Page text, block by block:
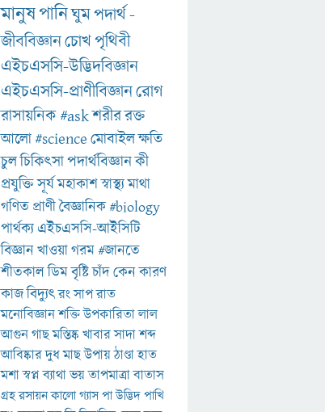
মানুষপানিঘুমপদার্থ-
জীববিজ্ঞানচোখপৃথিবী
এইচএসসি-উদ্ভিদবিজ্ঞান
এইচএসসি-প্রাণীবিজ্ঞানরোগ
রাসায়নিক#askশরীররক্ত
আলো#scienceমোবাইলক্ষতি
চুলচিকিৎসাপদার্থবিজ্ঞানকী
প্রযুক্তিসূর্যমহাকাশস্বাস্থ্যমাথা
গণিত প্রাণীবৈজ্ঞানিক#biology
পার্থক্য এইচএসসি-আইসিটি
বিজ্ঞানখাওয়াগরম#জানতে
শীতকালডিমবৃষ্টিচাঁদকেনকারণ
কাজবিদ্যুৎরংসাপরাত
মনোবিজ্ঞানশক্তিউপকারিতালাল
আগুনগাছমস্তিষ্কখাবারসাদাশব্দ
আবিষ্কারদুধমাছউপায়ঠাণ্ডাহাত
মশাস্বপ্নব্যাথাভয়তাপমাত্রাবাতাস
গ্রহরসায়নকালোগ্যাসপাউদ্ভিদপাখি